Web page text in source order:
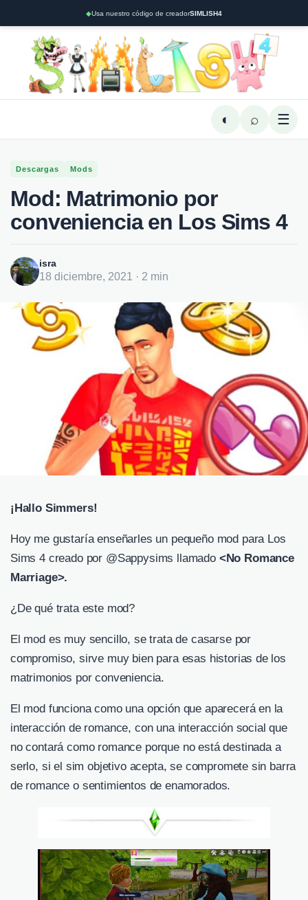
◆Usa nuestro código de creadorSIMLISH4
◐ ⌕ ☰
Descargas Mods
Mod: Matrimonio por
conveniencia en Los Sims 4
isra
18 diciembre, 2021 · 2 min
¡Hallo Simmers!
Hoy me gustaría enseñarles un pequeño mod para Los
Sims 4 creado por @Sappysims llamado <No Romance
Marriage>.
¿De qué trata este mod?
El mod es muy sencillo, se trata de casarse por
compromiso, sirve muy bien para esas historias de los
matrimonios por conveniencia.
El mod funciona como una opción que aparecerá en la
interacción de romance, con una interacción social que
no contará como romance porque no está destinada a
serlo, si el sim objetivo acepta, se compromete sin barra
de romance o sentimientos de enamorados.